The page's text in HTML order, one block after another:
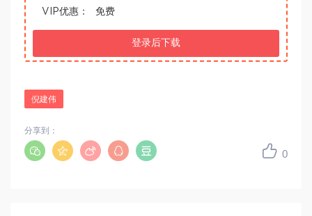
VIP优惠： 免费
登录后下载
倪建伟
0
分享到：